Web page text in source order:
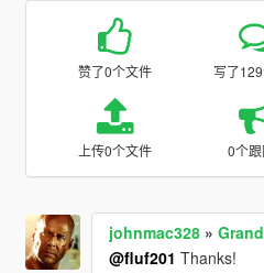
赞了0个文件 写了
上传0个文件 0个
johnmac328»
@fluf201 Thanks!